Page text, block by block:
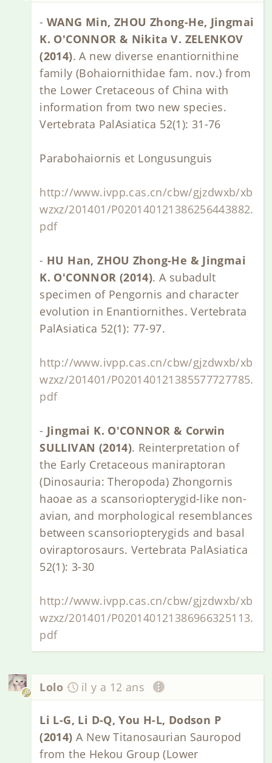
-WANG Min, ZHOU Zhong-He, Jingmai
K. O'CONNOR & Nikita V. ZELENKOV
(2014). A new diverse enantiornithine
family (Bohaiornithidae fam. nov.) from
the Lower Cretaceous of China with
information from two new species.
Vertebrata PalAsiatica 52(1): 31-76
Parabohaiornis et Longusunguis
http://www.ivpp.cas.cn/cbw/gjzdwxb/xb
wzxz/201401/P020140121386256443882.
pdf
- HU Han, ZHOU Zhong-He & Jingmai
K. O'CONNOR (2014). A subadult
specimen of Pengornis and character
evolution in Enantiornithes. Vertebrata
PalAsiatica 52(1): 77-97.
http://www.ivpp.cas.cn/cbw/gjzdwxb/xb
wzxz/201401/P020140121385577727785.
pdf
- Jingmai K. O'CONNOR & Corwin
SULLIVAN (2014). Reinterpretation of
the Early Cretaceous maniraptoran
(Dinosauria: Theropoda) Zhongornis
haoae as a scansoriopterygid-like non-
avian, and morphological resemblances
between scansoriopterygids and basal
oviraptorosaurs. Vertebrata PalAsiatica
52(1): 3-30
http://www.ivpp.cas.cn/cbw/gjzdwxb/xb
wzxz/201401/P020140121386966325113.
pdf
Lolo il y a 12 ans
Li L-G, Li D-Q, You H-L, Dodson P
(2014) A New Titanosaurian Sauropod
from the Hekou Group (Lower